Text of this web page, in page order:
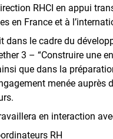
RHCI en appui
en France et à
dans le cadre du
3 – “Construire une
que dans la
menée auprès
en interaction
RH